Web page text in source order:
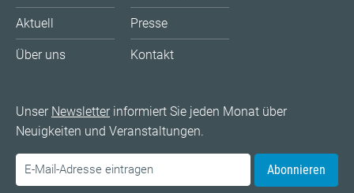
Aktuell
Über uns
Presse
Kontakt
Unser Newsletterinformiert Sie jeden Monat über
Neuigkeiten und Veranstaltungen.
Abonnieren